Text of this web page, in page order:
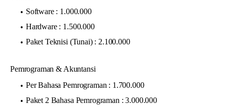
Software : 1.000.000
Hardware : 1.500.000
Paket Teknisi (Tunai) : 2.100.000
Pemrograman & Akuntansi
Per Bahasa Pemrograman : 1.700.000
Paket 2 Bahasa Pemrograman : 3.000.000